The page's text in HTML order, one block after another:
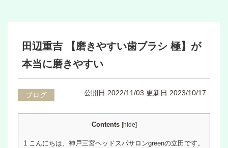
田辺重吉 【磨きやすい歯ブラシ 極】が
本当に磨きやすい
ブログ 公開日:2022/11/03 更新日:2023/10/17
Contents [hide]
1 こんにちは、神戸三宮ヘッドスパサロンgreenの立田です。